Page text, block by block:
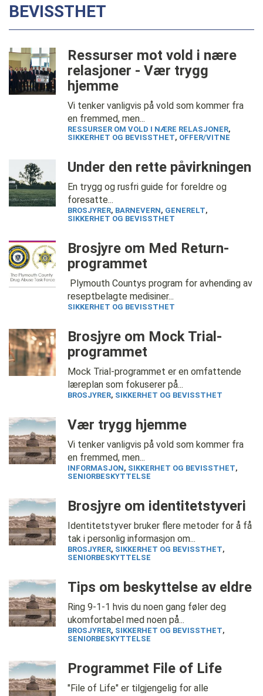
BEVISSTHET
Ressurser mot vold i nære
relasjoner - Vær trygg
hjemme
Vi tenker vanligvis på vold som kommer fra
en fremmed, men...
RESSURSER OM VOLD I NÆRE RELASJONER,
SIKKERHET OG BEVISSTHET, OFFER/VITNE
Under den rette påvirkningen
En trygg og rusfri guide for foreldre og
foresatte...
BROSJYRER, BARNEVERN, GENERELT,
SIKKERHET OG BEVISSTHET
Brosjyre om Med Return-
programmet
Plymouth Countys program for avhending av
reseptbelagte medisiner...
SIKKERHET OG BEVISSTHET
Brosjyre om Mock Trial-
programmet
Mock Trial-programmet er en omfattende
læreplan som fokuserer på...
BROSJYRER, SIKKERHET OG BEVISSTHET
Vær trygg hjemme
Vi tenker vanligvis på vold som kommer fra
en fremmed, men...
INFORMASJON, SIKKERHET OG BEVISSTHET,
SENIORBESKYTTELSE
Brosjyre om identitetstyveri
Identitetstyver bruker flere metoder for å få
tak i personlig informasjon om...
BROSJYRER, SIKKERHET OG BEVISSTHET,
SENIORBESKYTTELSE
Tips om beskyttelse av eldre
Ring 9-1-1 hvis du noen gang føler deg
ukomfortabel med noen på...
BROSJYRER, SIKKERHET OG BEVISSTHET,
SENIORBESKYTTELSE
Programmet File of Life
"File of Life" er tilgjengelig for alle